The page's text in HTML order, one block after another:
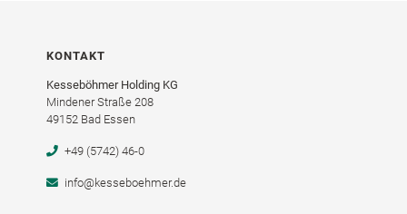
KONTAKT
Kesseböhmer Holding KG
Mindener Straße 208
49152 Bad Essen
+49 (5742) 46-0
info@kesseboehmer.de